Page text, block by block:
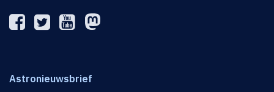
Astronieuwsbrief